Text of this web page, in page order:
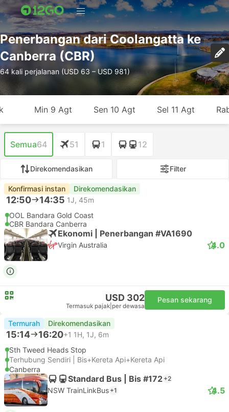
Penerbangan dari Coolangatta ke
Canberra (CBR)
64 kali perjalanan (USD 63 – USD 981)
Min 9 Agt Sen 10 Agt Sel 11 Agt
Semua64 51 1 12
Direkomendasikan Filter
Konfirmasi instan Direkomendasikan
12:50 14:35 1J, 45m
OOL Bandara Gold Coast
CBR Bandara Canberra
Ekonomi | Penerbangan #VA1690
Virgin Australia 4.0
USD 302
Termasuk pajak per dewasa
Pesan sekarang
Termurah Direkomendasikan
15:14 16:20+1 1H, 1J, 6m
Sth Tweed Heads Stop
Terhubung Sendiri | Bis+Kereta Api+Kereta Api
Canberra
Standard Bus | Bis #172 +2
NSW TrainLinkBus +1 4.5